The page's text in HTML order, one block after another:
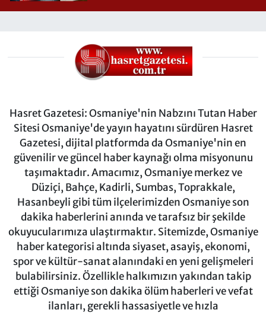
Hasret Gazetesi: Osmaniye'nin Nabzını Tutan Haber
Sitesi Osmaniye'de yayın hayatını sürdüren Hasret
Gazetesi, dijital platformda da Osmaniye'nin en
güvenilir ve güncel haber kaynağı olma misyonunu
taşımaktadır. Amacımız, Osmaniye merkez ve
Düziçi, Bahçe, Kadirli, Sumbas, Toprakkale,
Hasanbeyli gibi tüm ilçelerimizden Osmaniye son
dakika haberlerini anında ve tarafsız bir şekilde
okuyucularımıza ulaştırmaktır. Sitemizde, Osmaniye
haber kategorisi altında siyaset, asayiş, ekonomi,
spor ve kültür-sanat alanındaki en yeni gelişmeleri
bulabilirsiniz. Özellikle halkımızın yakından takip
ettiği Osmaniye son dakika ölüm haberleri ve vefat
ilanları, gerekli hassasiyetle ve hızla